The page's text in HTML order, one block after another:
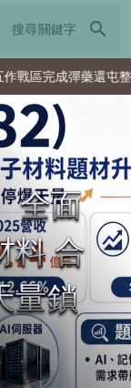
search
彈藥還屯整備
全面
料 合
量鎖